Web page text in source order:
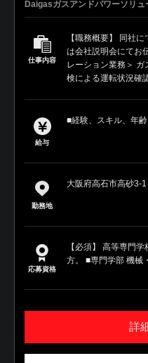
Daigasガスアンドパワーソリュ
仕事内容
【職務概要】 同社
は会社説明会にてお
レーション業務＞
検による運転状況確
給与
■経験、スキル、年
勤務地
大阪府高石市高砂3-1
応募資格
【必須】 高等専門
方。 ■専門学部 機械
詳